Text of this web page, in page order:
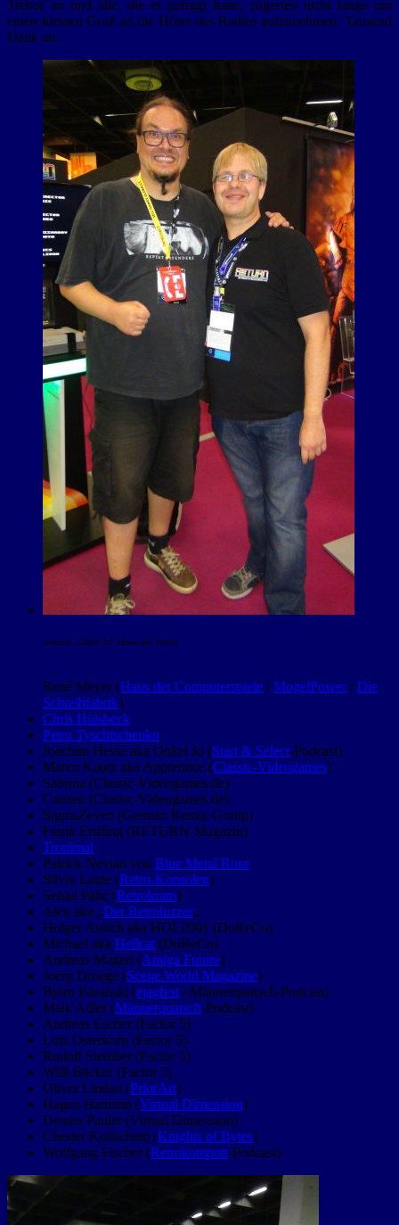
Trebor an und alle, die er gefragt hatte, zögerten nicht lange um
einen kleinen Gruß an die Hörer des Radios aufzunehmen. Tausend
Dank an:
Joachim „Onkel Jo“ Hesse mit Trebor
René Meyer (Haus der Computerspiele /MogelPower/Die
Schreibfabrik)
Chris Hülsbeck
Petro Tyschtschenko
Joachim Hesse aka Onkel Jo (Start & Select-Podcast)
Marco Kautz aka Apprentice (Classic-Videogames)
Sabrina (Classic-Videogames.de)
Carsten (Classic-Videogames.de)
SigmaZeven (German Remix Group)
Frank Erstling (RETURN-Magazin)
Tronimal
Patrick Nevian von Blue Metal Rose
Silvio Laute (Retro-Konsolen)
Senad Palic (Retrokram)
Alex aka „Der Retroluzzer„
Holger Aurich aka HOL2001 (DoReCo)
Michael aka Hellcat (DoReCo)
Andreas Magerl (Amiga Future)
Joerg Droege (Scene World Magazine)
Björn Baranski (ejagfest / Männerquatsch-Podcast)
Maik Adler (Männerquatsch-Podcast)
Andreas Escher (Factor 5)
Lutz Osterkorn (Factor 5)
Rudolf Stember (Factor 5)
Willi Bäcker (Factor 5)
Oliver Lindau (PriorArt)
Hagen Hamann (Virtual Dimension)
Dennis Pauler (Virtual Dimension)
Chester Kollschein (Knights of Bytes)
Wolfgang Fischer (Retrokompott-Podcast)